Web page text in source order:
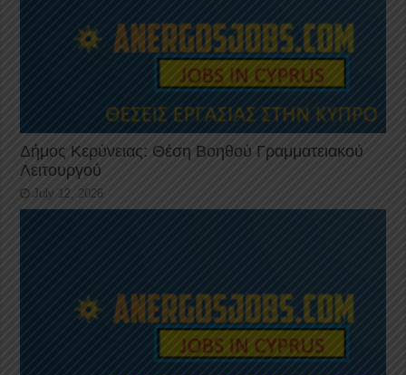
Δήμος Κερύνειας: Θέση Βοηθού Γραμματειακού
Λειτουργού
July 12, 2026